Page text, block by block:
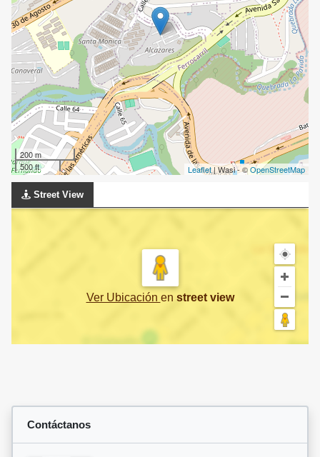
200 m
500 ft
Leaflet| Wasi - ©OpenStreetMap
Street View
Ver Ubicación en street view
Contáctanos